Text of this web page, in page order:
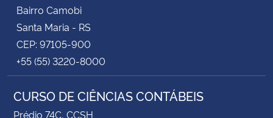
Bairro Camobi
Santa Maria - RS
CEP: 97105-900
+55 (55) 3220-8000
CURSO DE CIÊNCIAS CONTÁBEIS
Prédio 74C, CCSH